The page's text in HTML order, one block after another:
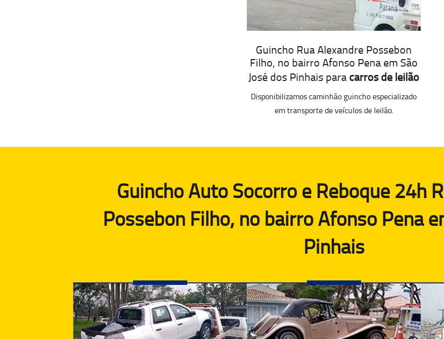
Guincho Rua Alexandre Possebon
Filho, no bairro Afonso Pena em São
José dos Pinhais paracarros de leilão
Disponibilizamos caminhão guincho especializado
em transporte de veículos de leilão.
Guincho Auto Socorro e Reboque 24h
Possebon Filho, no bairro Afonso Pena
Pinhais